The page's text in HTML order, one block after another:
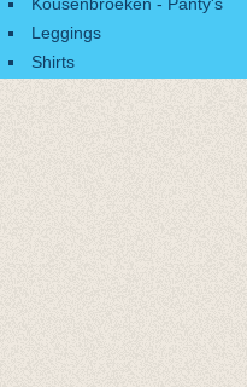
Leggings
Shirts